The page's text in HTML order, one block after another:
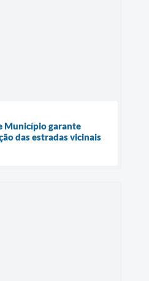
Município garante
das estradas vicinais